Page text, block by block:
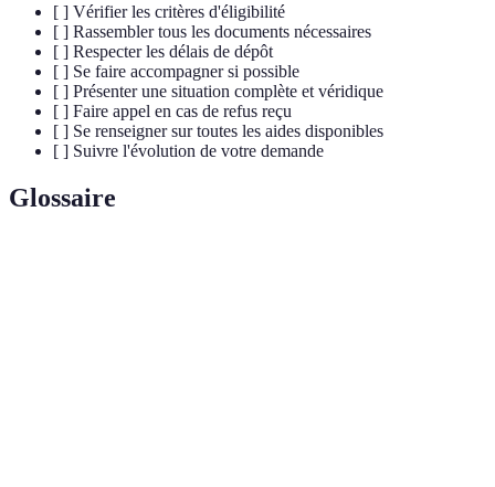
[ ] Vérifier les critères d'éligibilité
[ ] Rassembler tous les documents nécessaires
[ ] Respecter les délais de dépôt
[ ] Se faire accompagner si possible
[ ] Présenter une situation complète et véridique
[ ] Faire appel en cas de refus reçu
[ ] Se renseigner sur toutes les aides disponibles
[ ] Suivre l'évolution de votre demande
Glossaire